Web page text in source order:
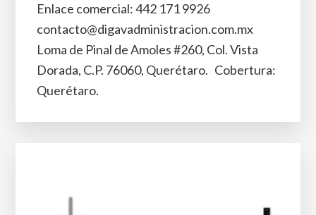
Enlace comercial: 442 171 9926
contacto@digavadministracion.com.mx
Loma de Pinal de Amoles #260, Col. Vista
Dorada, C.P. 76060, Querétaro. Cobertura:
Querétaro.